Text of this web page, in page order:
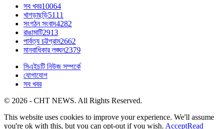
সব খবর10064
খাগড়াছড়ি5111
সংগঠন সংবাদ4282
রাঙামাটি2913
পার্বত্য চট্টগ্রাম2662
মানবাধিকার লঙ্ঘন2379
সিএইচটি নিউজ সম্পর্কে
যোগাযোগ
সব খবর
© 2026 - CHT NEWS. All Rights Reserved.
This website uses cookies to improve your experience. We'll assume
you're ok with this, but you can opt-out if you wish. AcceptRead